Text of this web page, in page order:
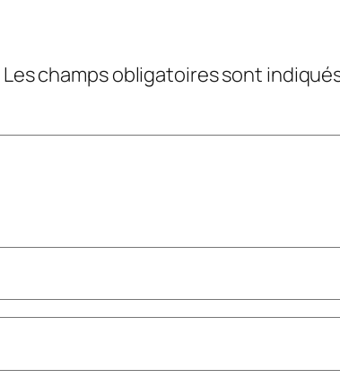
Les champs obligatoires sont